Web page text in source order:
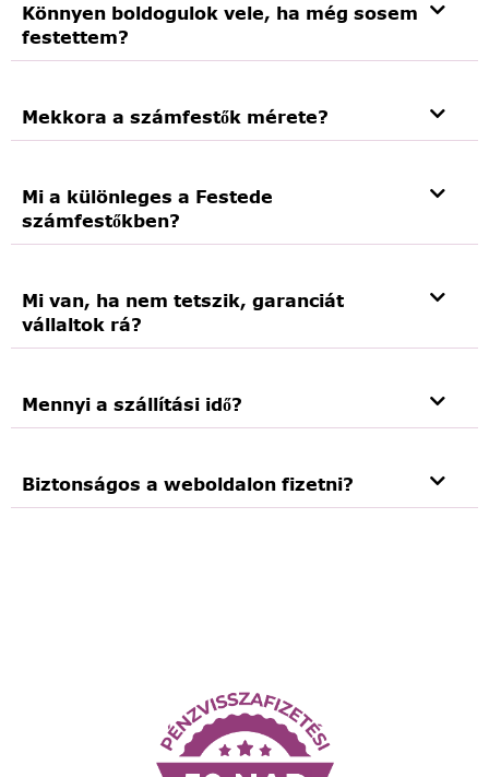
Könnyen boldogulok vele, ha még sosem
festettem?
Mekkora a számfestők mérete?
Mi a különleges a Festede
számfestőkben?
Mi van, ha nem tetszik, garanciát
vállaltok rá?
Mennyi a szállítási idő?
Biztonságos a weboldalon fizetni?